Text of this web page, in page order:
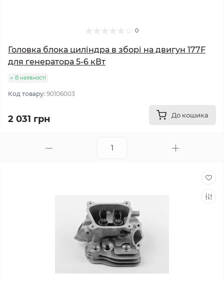
0
Головка блока циліндра в зборі на двигун 177F
для генератора 5-6 кВт
В наявності
Код товару: 90106003
2 031 грн До кошика